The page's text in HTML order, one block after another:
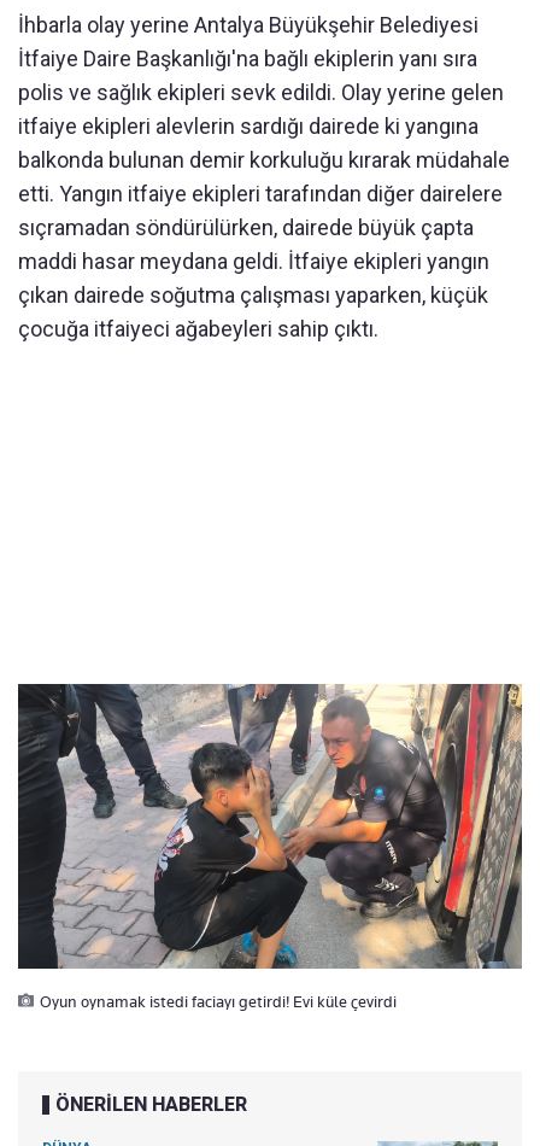
İhbarla olay yerine Antalya Büyükşehir Belediyesi
İtfaiye Daire Başkanlığı'na bağlı ekiplerin yanı sıra
polis ve sağlık ekipleri sevk edildi. Olay yerine gelen
itfaiye ekipleri alevlerin sardığı dairede ki yangına
balkonda bulunan demir korkuluğu kırarak müdahale
etti. Yangın itfaiye ekipleri tarafından diğer dairelere
sıçramadan söndürülürken, dairede büyük çapta
maddi hasar meydana geldi. İtfaiye ekipleri yangın
çıkan dairede soğutma çalışması yaparken, küçük
çocuğa itfaiyeci ağabeyleri sahip çıktı.
Oyun oynamak istedi faciayı getirdi! Evi küle çevirdi
ÖNERİLEN HABERLER